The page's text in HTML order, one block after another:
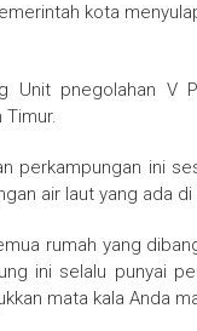
kota
Unit pnegolahan V
Timur.
perkampungan ini
air laut yang ada
rumah yang
ini selalu punyai
mata kala Anda